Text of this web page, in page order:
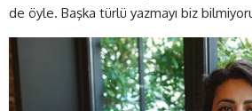
de öyle. Başka türlü yazmayı biz